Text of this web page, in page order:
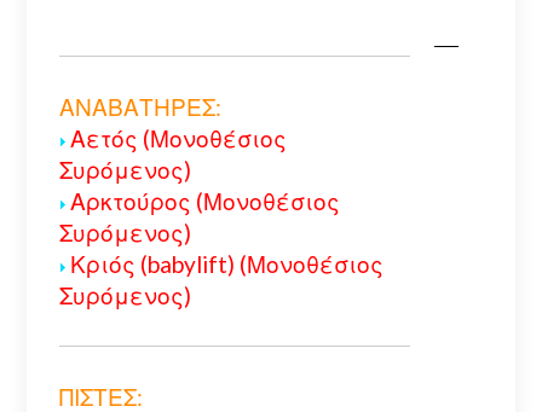
ΑΝΑΒΑΤΗΡΕΣ:
Αετός (Μονοθέσιος
Συρόμενος)
Αρκτούρος (Μονοθέσιος
Συρόμενος)
Κριός (babylift) (Μονοθέσιος
Συρόμενος)
ΠΙΣΤΕΣ: